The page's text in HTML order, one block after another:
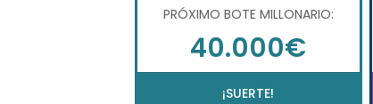
PRÓXIMO BOTE MILLONARIO:
40.000€
¡SUERTE!